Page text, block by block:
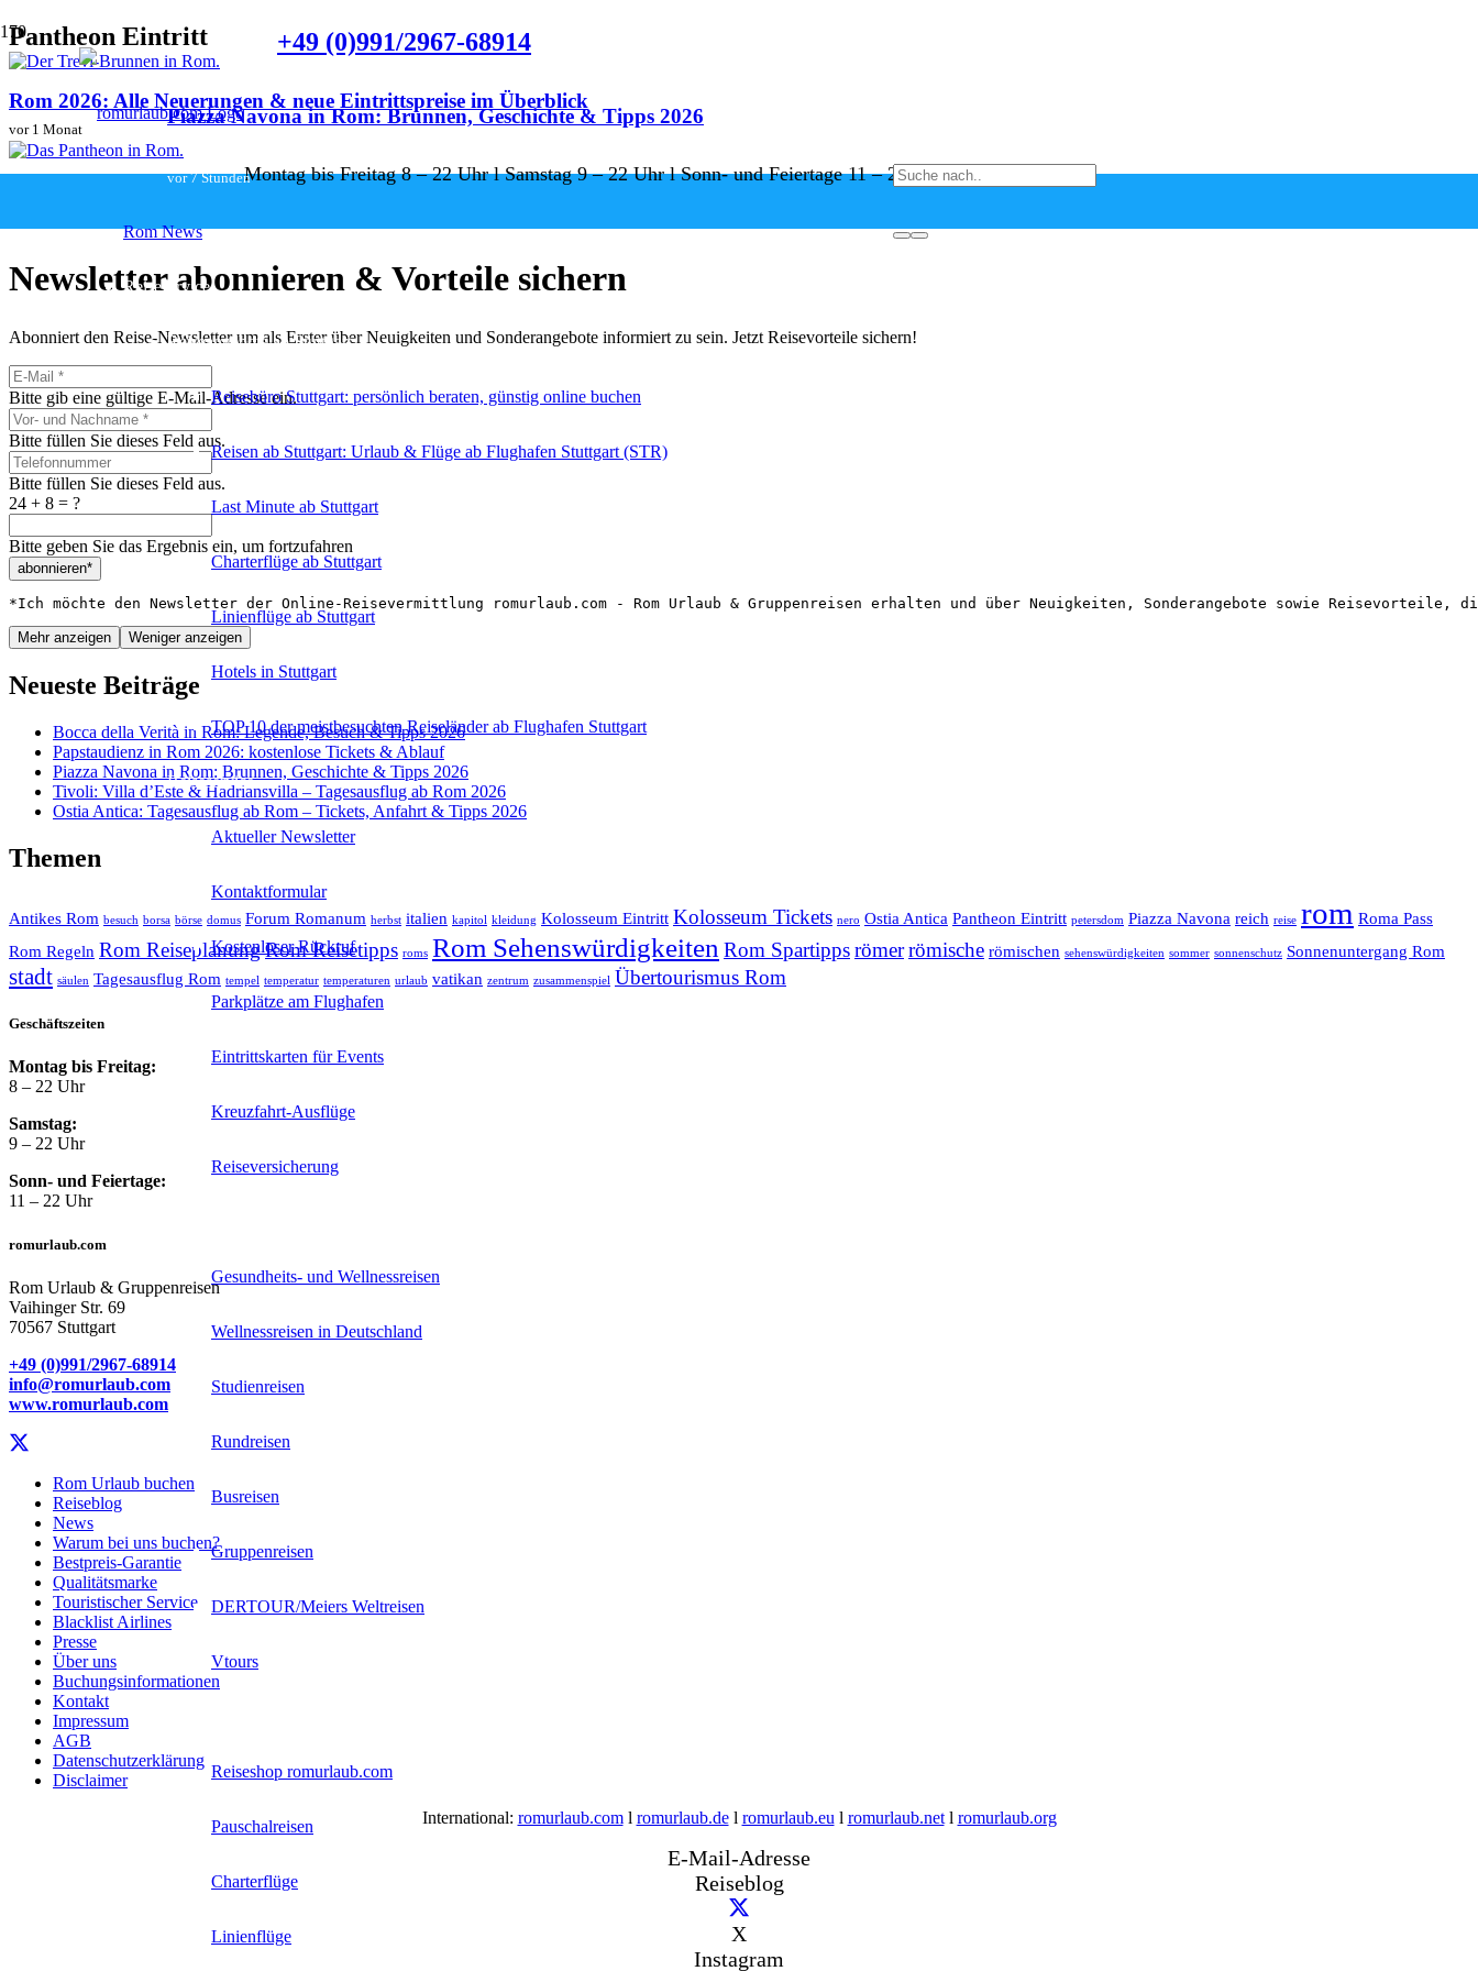
+49 (0)991/2967-68914
Montag bis Freitag 8 – 22 Uhr l Samstag 9 – 22 Uhr l Sonn- und Feiertage 11 – 22 Uhr
Piazza Navona in Rom: Brunnen, Geschichte & Tipps 2026
vor 7 Stunden
Rom News
Reiseservice
Reiseangebote ab Stuttgart
Reisebüro Stuttgart: persönlich beraten, günstig online buchen
Reisen ab Stuttgart: Urlaub & Flüge ab Flughafen Stuttgart (STR)
Last Minute ab Stuttgart
Charterflüge ab Stuttgart
Linienflüge ab Stuttgart
Hotels in Stuttgart
TOP 10 der meistbesuchten Reiseländer ab Flughafen Stuttgart
Reiseservice
Aktueller Newsletter
Kontaktformular
Kostenloser Rückruf
Parkplätze am Flughafen
Eintrittskarten für Events
Kreuzfahrt-Ausflüge
Reiseversicherung
Gesundheits- und Wellnessreisen
Wellnessreisen in Deutschland
Studienreisen
Rundreisen
Busreisen
Gruppenreisen
DERTOUR/Meiers Weltreisen
Vtours
Reiseshop romurlaub.com
Pauschalreisen
Charterflüge
Linienflüge
Pantheon Eintritt
Rom 2026: Alle Neuerungen & neue Eintrittspreise im Überblick
vor 1 Monat
Pantheon Rom: Eintritt, Tickets & Öffnungszeiten
Newsletter abonnieren & Vorteile sichern
Abonniert den Reise-Newsletter um als Erster über Neuigkeiten und Sonderangebote informiert zu sein. Jetzt Reisevorteile sichern!
Bitte gib eine gültige E-Mail-Adresse ein.
Bitte füllen Sie dieses Feld aus.
Bitte füllen Sie dieses Feld aus.
24 + 8 = ?
Bitte geben Sie das Ergebnis ein, um fortzufahren
abonnieren*
*Ich möchte den Newsletter der Online-Reisevermittlung romurlaub.com - Rom Urlaub & Gruppenreisen erhalten und über Neuigkeiten, Sonderangebote sowie
Mehr anzeigen Weniger anzeigen
Neueste Beiträge
Bocca della Verità in Rom: Legende, Besuch & Tipps 2026
Papstaudienz in Rom 2026: kostenlose Tickets & Ablauf
Piazza Navona in Rom: Brunnen, Geschichte & Tipps 2026
Tivoli: Villa d’Este & Hadriansvilla – Tagesausflug ab Rom 2026
Ostia Antica: Tagesausflug ab Rom – Tickets, Anfahrt & Tipps 2026
Themen
Antikes Rom besuch borsa börse domus Forum Romanum herbst italien kapitol kleidung Kolosseum Eintritt Kolosseum Tickets nero Ostia Antica Pantheon Eintritt petersdom Piazza Navona reich reise rom Roma Pass
Rom Regeln Rom ReiseplanungRom Reisetipps roms Rom Sehenswürdigkeiten Rom Spartippsrömerrömische römischen sehenswürdigkeiten sommer sonnenschutz Sonnenuntergang Rom
stadt säulen Tagesausflug Rom tempel temperatur temperaturen urlaub vatikan zentrum zusammenspiel Übertourismus Rom
Geschäftszeiten
Montag bis Freitag:
8 – 22 Uhr
Samstag:
9 – 22 Uhr
Sonn- und Feiertage:
11 – 22 Uhr
romurlaub.com
Rom Urlaub & Gruppenreisen
Vaihinger Str. 69
70567 Stuttgart
+49 (0)991/2967-68914
info@romurlaub.com
www.romurlaub.com
Rom Urlaub buchen
Reiseblog
News
Warum bei uns buchen?
Bestpreis-Garantie
Qualitätsmarke
Touristischer Service
Blacklist Airlines
Presse
Über uns
Buchungsinformationen
Kontakt
Impressum
AGB
Datenschutzerklärung
Disclaimer
International: romurlaub.coml romurlaub.del romurlaub.eu l romurlaub.netl romurlaub.org
E-Mail-Adresse
Reiseblog
X
Instagram